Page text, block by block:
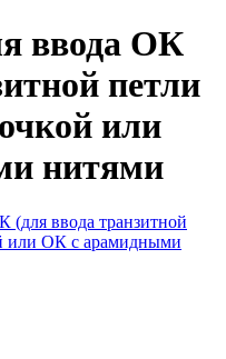
ввода ОК
петли
или
нитями